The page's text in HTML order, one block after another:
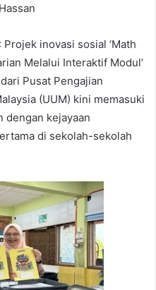
inovasi sosial ‘Math
Melalui Interaktif Modul’
Pusat Pengajian
(UUM) kini memasuki
dengan kejayaan
di sekolah-sekolah